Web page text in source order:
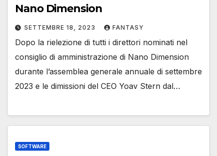
Nano Dimension
SETTEMBRE 18, 2023 FANTASY
Dopo la rielezione di tutti i direttori nominati nel
consiglio di amministrazione di Nano Dimension
durante l’assemblea generale annuale di settembre
2023 e le dimissioni del CEO Yoav Stern dal…
SOFTWARE